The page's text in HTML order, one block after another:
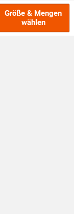
Größe & Mengen
wählen